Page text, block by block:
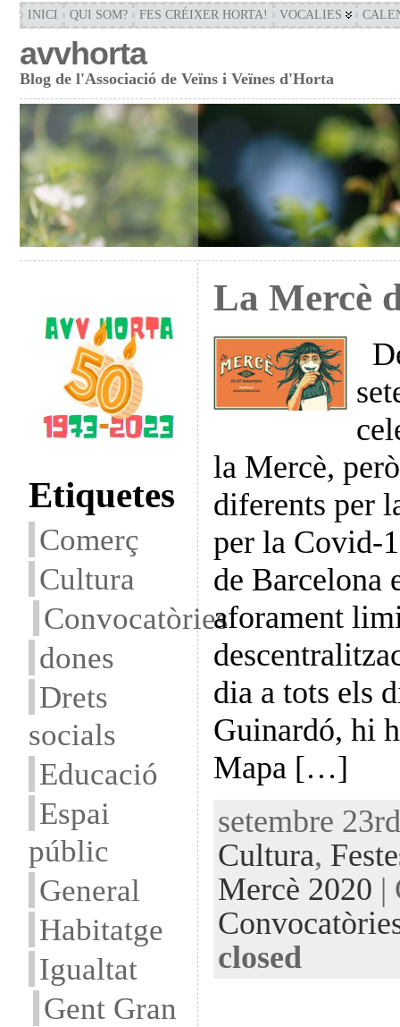
INICI QUI SOM? FES CRÉIXER HORTA! VOCALIES
avvhorta
Blog de l'Associació de Veïns i Veïnes d'Horta
Etiquetes
Comerç
Cultura
Convocatòries
dones
Drets
socials
Educació
Espai
públic
General
Habitatge
Igualtat
Gent Gran
La Mercè
la Mercè,
diferents per
per la Covid-
de Barcelona
aforament
dia a tots els
Guinardó, hi
Mapa […]
setembre
Cultura,
Mercè 2020 |
closed